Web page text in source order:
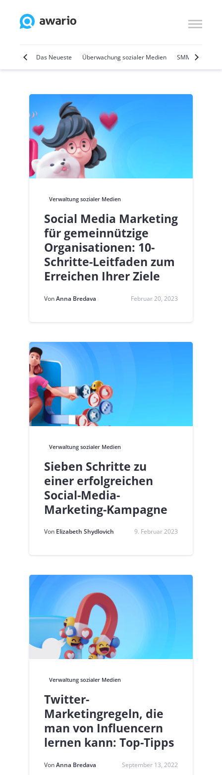
Das Neueste Überwachung sozialer Medien SMM
Verwaltung sozialer Medien
Social Media Marketing
für gemeinnützige
Organisationen: 10-
Schritte-Leitfaden zum
Erreichen Ihrer Ziele
VonAnna Bredava Februar 20, 2023
Verwaltung sozialer Medien
Sieben Schritte zu
einer erfolgreichen
Social-Media-
Marketing-Kampagne
Von Elizabeth Shydlovich 9. Februar 2023
Verwaltung sozialer Medien
Twitter-
Marketingregeln, die
man von Influencern
lernen kann: Top-Tipps
VonAnna Bredava September 13, 2022